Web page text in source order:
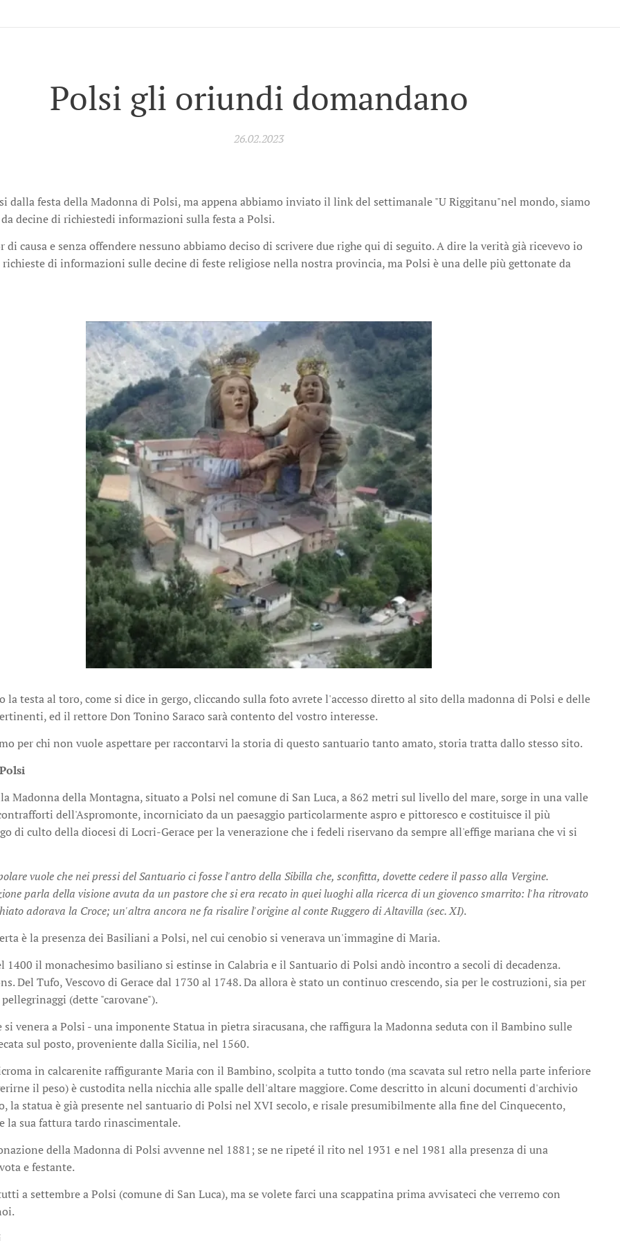
Polsi gli oriundi domandano
26.02.2023
dalla festa della Madonna di Polsi, ma appena abbiamo inviato il link del settimanale "U Riggitanu"nel mondo, siamo
decine di richiestedi informazioni sulla festa a Polsi.
causa e senza offendere nessuno abbiamo deciso di scrivere due righe qui di seguito. A dire la verità già ricevevo io
di informazioni sulle decine di feste religiose nella nostra provincia, ma Polsi è una delle più gettonate da
la testa al toro, come si dice in gergo, cliccando sulla foto avrete l'accesso diretto al sito della madonna di Polsi e delle
ed il rettore Don Tonino Saraco sarà contento del vostro interesse.
per chi non vuole aspettare per raccontarvi la storia di questo santuario tanto amato, storia tratta dallo stesso sito.
Madonna della Montagna, situato a Polsi nel comune di San Luca, a 862 metri sul livello del mare, sorge in una valle
dell'Aspromonte, incorniciato da un paesaggio particolarmente aspro e pittoresco e costituisce il più
di culto della diocesi di Locri-Gerace per la venerazione che i fedeli riservano da sempre all'effige mariana che vi si
vuole che nei pressi del Santuario ci fosse l'antro della Sibilla che, sconfitta, dovette cedere il passo alla Vergine.
parla della visione avuta da un pastore che si era recato in quei luoghi alla ricerca di un giovenco smarrito: l'ha ritrovato
adorava la Croce; un'altra ancora ne fa risalire l'origine al conte Ruggero di Altavilla (sec. XI).
è la presenza dei Basiliani a Polsi, nel cui cenobio si venerava un'immagine di Maria.
1400 il monachesimo basiliano si estinse in Calabria e il Santuario di Polsi andò incontro a secoli di decadenza.
Del Tufo, Vescovo di Gerace dal 1730 al 1748. Da allora è stato un continuo crescendo, sia per le costruzioni, sia per
(dette "carovane").
si venera a Polsi - una imponente Statua in pietra siracusana, che raffigura la Madonna seduta con il Bambino sulle
sul posto, proveniente dalla Sicilia, nel 1560.
in calcarenite raffigurante Maria con il Bambino, scolpita a tutto tondo (ma scavata sul retro nella parte inferiore
il peso) è custodita nella nicchia alle spalle dell'altare maggiore. Come descritto in alcuni documenti d'archivio
la statua è già presente nel santuario di Polsi nel XVI secolo, e risale presumibilmente alla fine del Cinquecento,
la sua fattura tardo rinascimentale.
della Madonna di Polsi avvenne nel 1881; se ne ripeté il rito nel 1931 e nel 1981 alla presenza di una
e festante.
a settembre a Polsi (comune di San Luca), ma se volete farci una scappatina prima avvisateci che verremo con